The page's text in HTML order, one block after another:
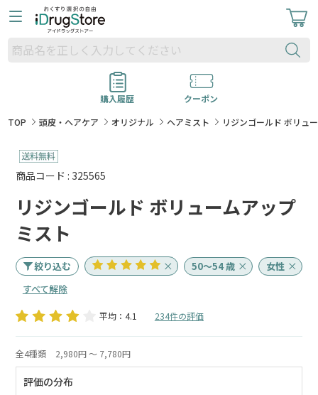
購入履歴
クーポン
TOP
頭皮・ヘアケア オリジナル ヘアミスト リジンゴールド ボリュ
商品コード : 325565
リジンゴールド ボリュームアップ
ミスト
絞り込む 50～54 歳
女性
すべて解除
平均：4.1 234件の評価
全4種類 2,980円 ～ 7,780円
評価の分布